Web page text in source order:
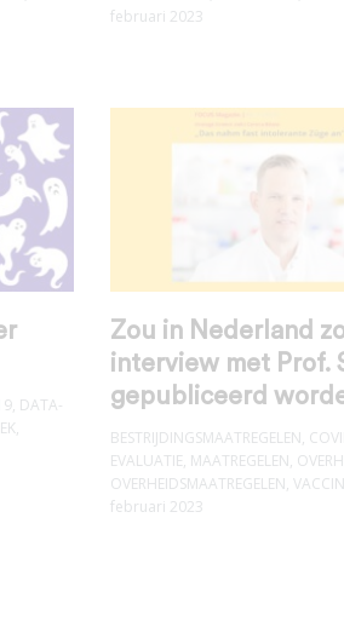
februari 2023
, DATA-
,
Zou in Nederland
interview met Prof.
gepubliceerd
BESTRIJDINGSMAATREGELEN,
EVALUATIE, MAATREGELEN,
OVERHEIDSMAATREGELEN,
februari 2023